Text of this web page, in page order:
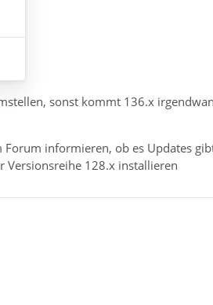
sonst kommt 136.x
informieren, ob es Updates
Versionsreihe 128.x installieren